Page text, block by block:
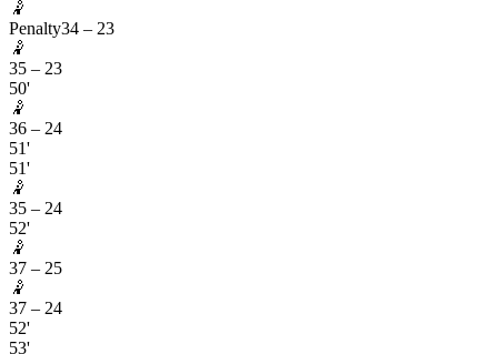
🤾
Penalty34 – 23
🤾
35 – 23
50'
🤾
36 – 24
51'
51'
🤾
35 – 24
52'
🤾
37 – 25
🤾
37 – 24
52'
53'